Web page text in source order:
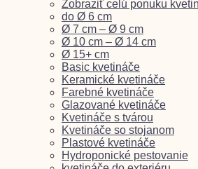
Zobraziť celú ponuku
do Ø 6 cm
Ø 7 cm – Ø 9 cm
Ø 10 cm – Ø 14 cm
Ø 15+ cm
Basic kvetináče
Keramické kvetináče
Farebné kvetináče
Glazované kvetináče
Kvetináče s tvárou
Kvetináče so stojanom
Plastové kvetináče
Hydroponické pestovanie